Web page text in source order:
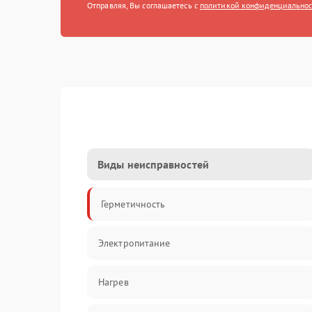
Отправляя, Вы соглашаетесь с политикой
Виды неисправностей
Герметичность
Электропитание
Нагрев